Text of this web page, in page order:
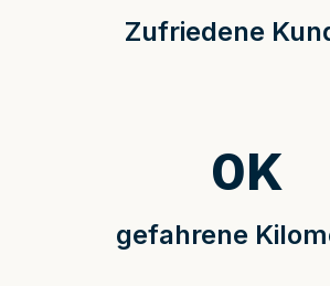
Zufriedene
gefahrene
0K